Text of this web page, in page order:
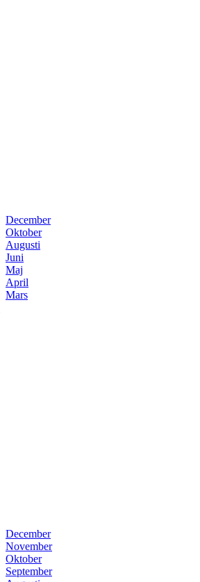
December
Oktober
Augusti
Juni
Maj
April
Mars
December
November
Oktober
September